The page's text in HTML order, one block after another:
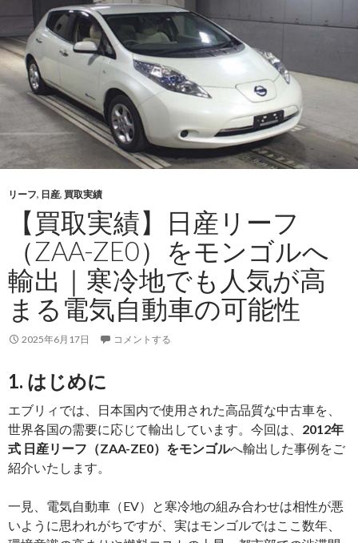
ー
フ
（ZAA-
ZE0）・
2011
年
式
を
モ
へ
輸
出
｜
電
進
新
市
場
で
リーフ, 日産, 買取実績
【買取実績】日産リーフ
（ZAA-ZE0）をモンゴルへ
輸出｜寒冷地でも人気が高
まる電気自動車の可能性
2025年6月17日 コメントする
1. はじめに
エブリィでは、日本国内で使用された高品質な中古車を、
世界各国の需要に応じて輸出しています。今回は、 2012年
式 日産リーフ（ZAA-ZE0）をモンゴルへ輸出した事例をご
紹介いたします。
一見、電気自動車（EV）と寒冷地の組み合わせは相性が悪
いように思われがちですが、実はモンゴルではここ数年、